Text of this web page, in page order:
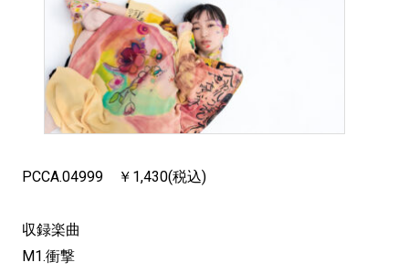
PCCA.04999 ￥1,430(税込)
収録楽曲
M1.衝撃